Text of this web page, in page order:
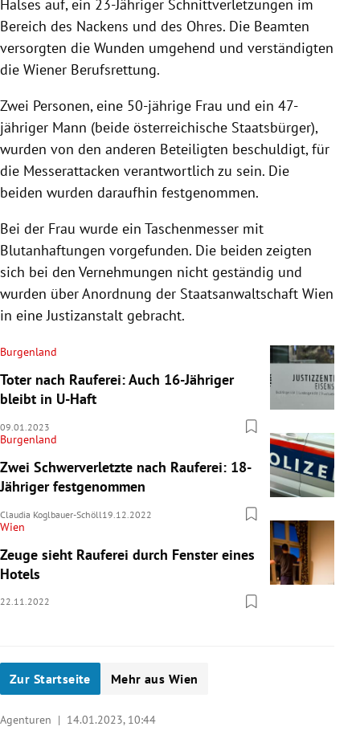
Halses auf, ein 23-Jähriger Schnittverletzungen im
Bereich des Nackens und des Ohres. Die Beamten
versorgten die Wunden umgehend und verständigten
die Wiener Berufsrettung.
Zwei Personen, eine 50-jährige Frau und ein 47-
jähriger Mann (beide österreichische Staatsbürger),
wurden von den anderen Beteiligten beschuldigt, für
die Messerattacken verantwortlich zu sein. Die
beiden wurden daraufhin festgenommen.
Bei der Frau wurde ein Taschenmesser mit
Blutanhaftungen vorgefunden. Die beiden zeigten
sich bei den Vernehmungen nicht geständig und
wurden über Anordnung der Staatsanwaltschaft Wien
in eine Justizanstalt gebracht.
Burgenland
Toter nach Rauferei: Auch 16-Jähriger
bleibt in U-Haft
09.01.2023
Burgenland
Zwei Schwerverletzte nach Rauferei: 18-
Jähriger festgenommen
Claudia Koglbauer-Schöll 19.12.2022
Wien
Zeuge sieht Rauferei durch Fenster eines
Hotels
22.11.2022
Zur Startseite Mehr aus Wien
Agenturen | 14.01.2023, 10:44